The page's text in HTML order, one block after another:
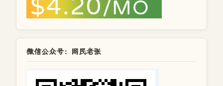
微信公众号：网民老张